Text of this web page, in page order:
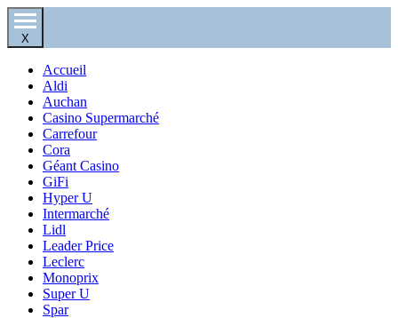
X
Accueil
Aldi
Auchan
Casino Supermarché
Carrefour
Cora
Géant Casino
GiFi
Hyper U
Intermarché
Lidl
Leader Price
Leclerc
Monoprix
Super U
Spar